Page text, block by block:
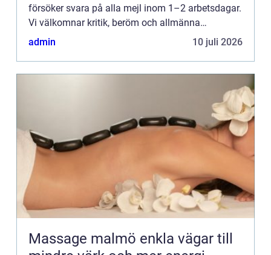
försöker svara på alla mejl inom 1–2 arbetsdagar.
Vi välkomnar kritik, beröm och allmänna
kommentarer till innehållet på vår sida.
admin 10 juli 2026
Massage malmö enkla vägar till